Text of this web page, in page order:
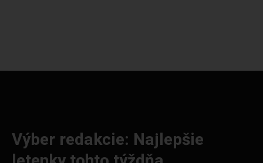
Výber redakcie: Najlepšie